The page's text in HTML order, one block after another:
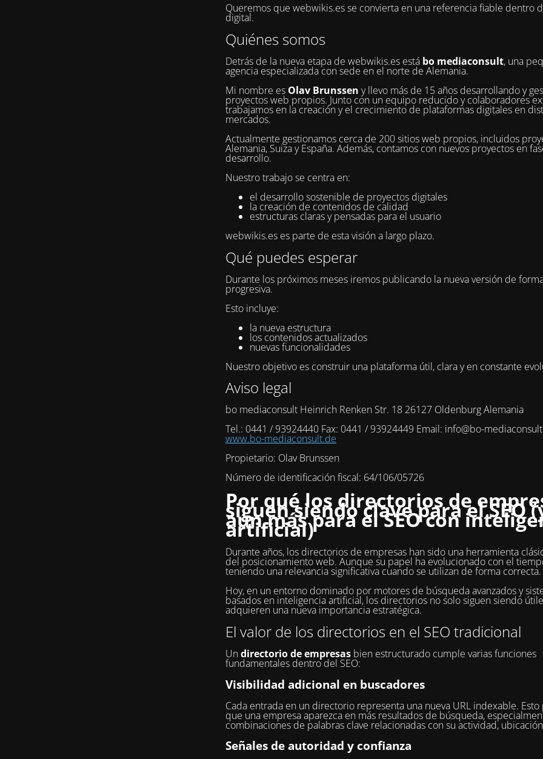
Queremos que webwikis.es se convierta en una referencia fiable dentro
digital.
Quiénes somos
Detrás de la nueva etapa de webwikis.es está bo mediaconsult, una
agencia especializada con sede en el norte de Alemania.
Mi nombre es Olav Brunssen y llevo más de 15 años desarrollando y
proyectos web propios. Junto con un equipo reducido y colaboradores
trabajamos en la creación y el crecimiento de plataformas digitales en
mercados.
Actualmente gestionamos cerca de 200 sitios web propios, incluidos
Alemania, Suiza y España. Además, contamos con nuevos proyectos en
desarrollo.
Nuestro trabajo se centra en:
el desarrollo sostenible de proyectos digitales
la creación de contenidos de calidad
estructuras claras y pensadas para el usuario
webwikis.es es parte de esta visión a largo plazo.
Qué puedes esperar
Durante los próximos meses iremos publicando la nueva versión de
progresiva.
Esto incluye:
la nueva estructura
los contenidos actualizados
nuevas funcionalidades
Nuestro objetivo es construir una plataforma útil, clara y en constante
Aviso legal
bo mediaconsult Heinrich Renken Str. 18 26127 Oldenburg Alemania
Tel.: 0441 / 93924440 Fax: 0441 / 93924449 Email: info@bo-
www.bo-mediaconsult.de
Propietario: Olav Brunssen
Número de identificación fiscal: 64/106/05726
Por qué los directorios de
siguen siendo clave para el SEO
aún más para el SEO con
artificial)
Durante años, los directorios de empresas han sido una herramienta
del posicionamiento web. Aunque su papel ha evolucionado con el
teniendo una relevancia significativa cuando se utilizan de forma correcta.
Hoy, en un entorno dominado por motores de búsqueda avanzados y
basados en inteligencia artificial, los directorios no solo siguen siendo
adquieren una nueva importancia estratégica.
El valor de los directorios en el SEO tradicional
Undirectorio de empresas bien estructurado cumple varias funciones
fundamentales dentro del SEO:
Visibilidad adicional en buscadores
Cada entrada en un directorio representa una nueva URL indexable.
que una empresa aparezca en más resultados de búsqueda,
combinaciones de palabras clave relacionadas con su actividad,
Señales de autoridad y confianza